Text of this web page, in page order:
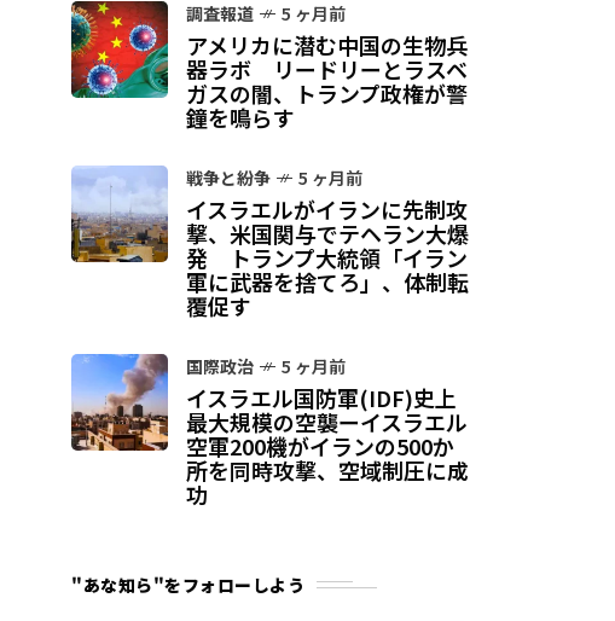
調査報道 5 ヶ月前
アメリカに潜む中国の生物兵
器ラボ リードリーとラスベ
ガスの闇、トランプ政権が警
鐘を鳴らす
戦争と紛争 5 ヶ月前
イスラエルがイランに先制攻
撃、米国関与でテヘラン大爆
発 トランプ大統領「イラン
軍に武器を捨てろ」、体制転
覆促す
国際政治 5 ヶ月前
イスラエル国防軍(IDF)史上
最大規模の空襲ーイスラエル
空軍200機がイランの500か
所を同時攻撃、空域制圧に成
功
"あな知ら"をフォローしよう